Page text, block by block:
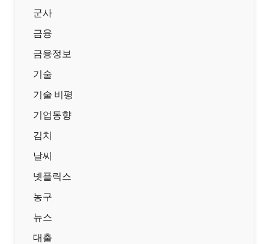
군사
금융
금융정보
기술
기술 비평
기업동향
김치
날씨
넷플릭스
농구
뉴스
대출